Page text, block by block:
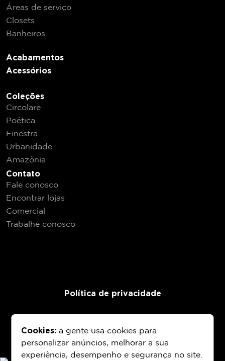
Áreas de serviço
Closets
Banheiros
Acabamentos
Acessórios
Coleções
Circolare
Poética
Finestra
Urbanidade
Amazônia
Contato
Fale conosco
Encontrar lojas
Comercial
Trabalhe conosco
Política de privacidade
Cookies:a gente usa cookies para
personalizar anúncios, melhorar a sua
experiência, desempenho e segurança no site.